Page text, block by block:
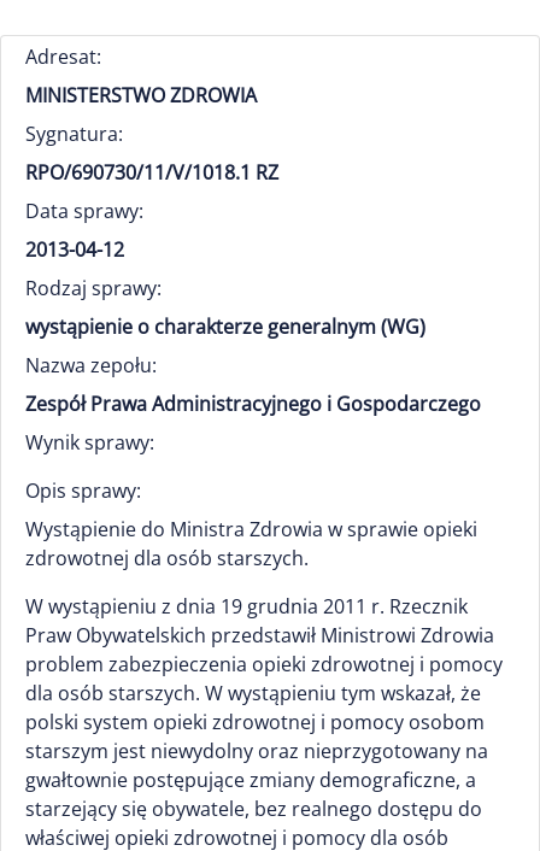
Adresat:
MINISTERSTWO ZDROWIA
Sygnatura:
RPO/690730/11/V/1018.1 RZ
Data sprawy:
2013-04-12
Rodzaj sprawy:
wystąpienie o charakterze generalnym (WG)
Nazwa zepołu:
Zespół Prawa Administracyjnego i Gospodarczego
Wynik sprawy:
Opis sprawy:
Wystąpienie do Ministra Zdrowia w sprawie opieki
zdrowotnej dla osób starszych.
W wystąpieniu z dnia 19 grudnia 2011 r. Rzecznik
Praw Obywatelskich przedstawił Ministrowi Zdrowia
problem zabezpieczenia opieki zdrowotnej i pomocy
dla osób starszych. W wystąpieniu tym wskazał, że
polski system opieki zdrowotnej i pomocy osobom
starszym jest niewydolny oraz nieprzygotowany na
gwałtownie postępujące zmiany demograficzne, a
starzejący się obywatele, bez realnego dostępu do
właściwej opieki zdrowotnej i pomocy dla osób